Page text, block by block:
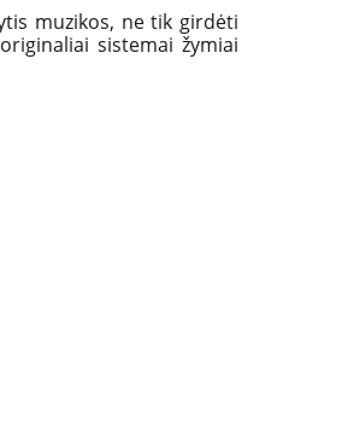
muzikos, ne tik girdėti
sistemai žymiai